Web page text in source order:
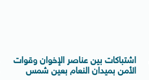
اشتباكات بين عناصر الإخوان وقوات
الأمن بميدان النعام بعين شمس